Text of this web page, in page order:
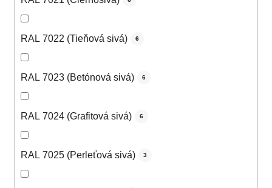
RAL 7022 (Tieňová sivá) 6
RAL 7023 (Betónová sivá) 6
RAL 7024 (Grafitová sivá) 6
RAL 7025 (Perleťová sivá) 3